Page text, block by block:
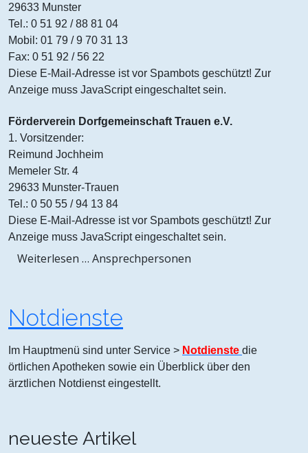
29633 Munster
Tel.: 0 51 92 / 88 81 04
Mobil: 01 79 / 9 70 31 13
Fax: 0 51 92 / 56 22
Diese E-Mail-Adresse ist vor Spambots geschützt! Zur
Anzeige muss JavaScript eingeschaltet sein.
Förderverein Dorfgemeinschaft Trauen e.V.
1. Vorsitzender:
Reimund Jochheim
Memeler Str. 4
29633 Munster-Trauen
Tel.: 0 50 55 / 94 13 84
Diese E-Mail-Adresse ist vor Spambots geschützt! Zur
Anzeige muss JavaScript eingeschaltet sein.
Weiterlesen … Ansprechpersonen
Notdienste
Im Hauptmenü sind unter Service > Notdienste die
örtlichen Apotheken sowie ein Überblick über den
ärztlichen Notdienst eingestellt.
neueste Artikel